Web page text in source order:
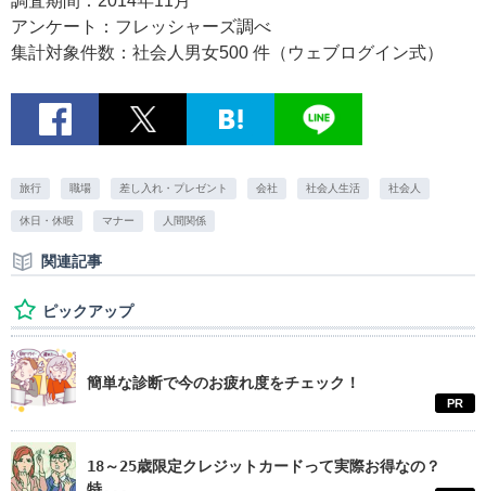
アンケート：フレッシャーズ調べ
集計対象件数：社会人男女500 件（ウェブログイン式）
旅行 職場 差し入れ・プレゼント 会社 社会人生活 社会人
休日・休暇 マナー 人間関係
関連記事
ピックアップ
簡単な診断で今のお疲れ度をチェック！
PR
18～25歳限定クレジットカードって実際お得なの？